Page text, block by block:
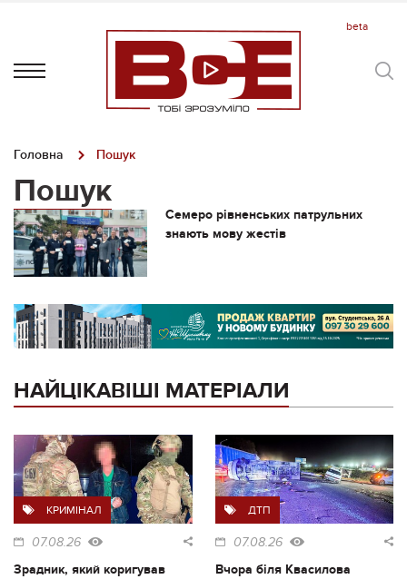
Головна Пошук
Пошук
Семеро рівненських патрульних
знають мову жестів
НАЙЦІКАВІШІ МАТЕРІАЛИ
КРИМІНАЛ
07.08.26
Зрадник, який коригував
ДТП
07.08.26
Вчора біля Квасилова